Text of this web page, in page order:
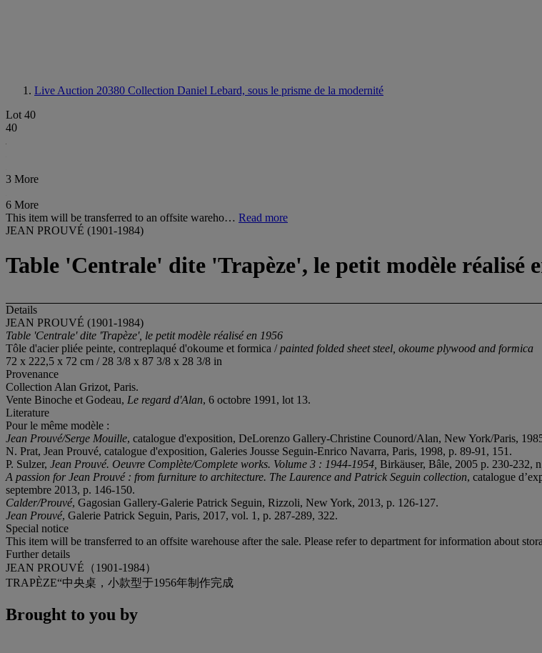
Live Auction 20380 Collection Daniel Lebard, sous le prisme de la modernité
Lot 40
40
3 More
6 More
This item will be transferred to an offsite wareho… Read more
JEAN PROUVÉ (1901-1984)
Table 'Centrale' dite 'Trapèze', le petit modèle réalisé
Details
JEAN PROUVÉ (1901-1984)
Table 'Centrale' dite 'Trapèze', le petit modèle réalisé en 1956
Tôle d'acier pliée peinte, contreplaqué d'okoume et formica /painted folded sheet steel, okoume plywood and formica
72 x 222,5 x 72 cm / 28 3/8 x 87 3/8 x 28 3/8 in
Provenance
Collection Alan Grizot, Paris.
Vente Binoche et Godeau, Le regard d'Alan, 6 octobre 1991, lot 13.
Literature
Pour le même modèle :
Jean Prouvé/Serge Mouille, catalogue d'exposition, DeLorenzo Gallery-Christine Counord/Alan, New York/Paris,
N. Prat, Jean Prouvé, catalogue d'exposition, Galeries Jousse Seguin-Enrico Navarra, Paris, 1998, p. 89-91, 151.
P. Sulzer, Jean Prouvé. Oeuvre Complète/Complete works. Volume 3 : 1944-1954, Birkäuser, Bâle, 2005 p. 230-232,
A passion for Jean Prouvé : from furniture to architecture. The Laurence and Patrick Seguin collection, catalogue
septembre 2013, p. 146-150.
Calder/Prouvé, Gagosian Gallery-Galerie Patrick Seguin, Rizzoli, New York, 2013, p. 126-127.
Jean Prouvé, Galerie Patrick Seguin, Paris, 2017, vol. 1, p. 287-289, 322.
Special notice
This item will be transferred to an offsite warehouse after the sale. Please refer to department for information about
Further details
JEAN PROUVÉ（1901-1984）
TRAPÈZE“中央桌，小款型于1956年制作完成
Brought to you by